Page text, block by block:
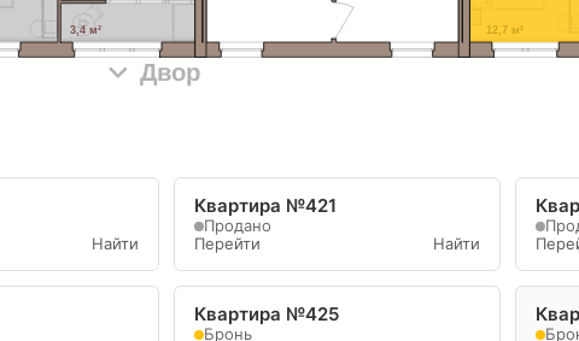
3,4 м² 12,7 м²
Двор
Найти
Квартира №421
Продано
Перейти
Найти
Квартира №425
Бронь